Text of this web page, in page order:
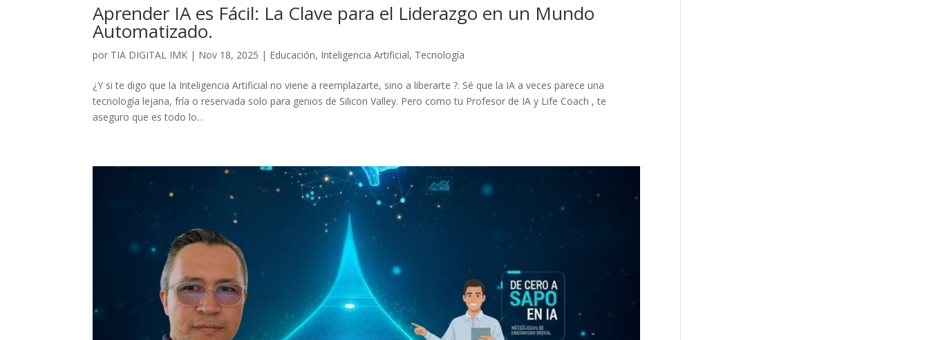
Aprender IA es Fácil: La Clave para el Liderazgo en un Mundo
Automatizado.
por TIA DIGITAL IMK | Nov 18, 2025 | Educación, Inteligencia Artificial, Tecnología
¿Y si te digo que la Inteligencia Artificial no viene a reemplazarte, sino a liberarte ?. Sé que la IA a veces parece una
tecnología lejana, fría o reservada solo para genios de Silicon Valley. Pero como tu Profesor de IA y Life Coach , te
aseguro que es todo lo...